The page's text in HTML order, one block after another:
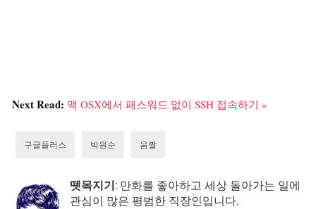
Next Read: 맥 OSX에서 패스워드 없이 SSH 접속하기 »
구글플러스 박원순 움짤
뗏목지기: 만화를 좋아하고 세상 돌아가는 일에
관심이 많은 평범한 직장인입니다.